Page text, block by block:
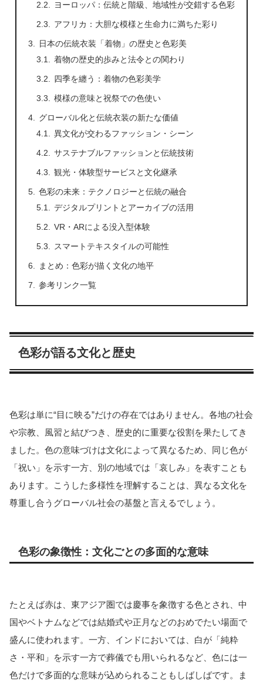
ヨーロッパ：伝統と階級、地域性が交錯する色彩
アフリカ：大胆な模様と生命力に満ちた彩り
日本の伝統衣装「着物」の歴史と色彩美
着物の歴史的歩みと法令との関わり
四季を纏う：着物の色彩美学
模様の意味と祝祭での色使い
グローバル化と伝統衣装の新たな価値
異文化が交わるファッション・シーン
サステナブルファッションと伝統技術
観光・体験型サービスと文化継承
色彩の未来：テクノロジーと伝統の融合
デジタルプリントとアーカイブの活用
VR・ARによる没入型体験
スマートテキスタイルの可能性
まとめ：色彩が描く文化の地平
参考リンク一覧
色彩が語る文化と歴史
色彩は単に“目に映る”だけの存在ではありません。各地の社会
や宗教、風習と結びつき、歴史的に重要な役割を果たしてき
ました。色の意味づけは文化によって異なるため、同じ色が
「祝い」を示す一方、別の地域では「哀しみ」を表すことも
あります。こうした多様性を理解することは、異なる文化を
尊重し合うグローバル社会の基盤と言えるでしょう。
色彩の象徴性：文化ごとの多面的な意味
たとえば赤は、東アジア圏では慶事を象徴する色とされ、中
国やベトナムなどでは結婚式や正月などのおめでたい場面で
盛んに使われます。一方、インドにおいては、白が「純粋
さ・平和」を示す一方で葬儀でも用いられるなど、色には一
色だけで多面的な意味が込められることもしばしばです。ま